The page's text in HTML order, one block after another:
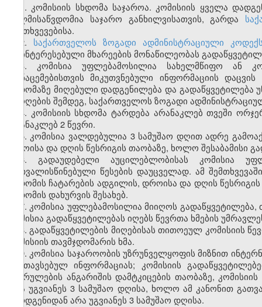
1. კომისიის სხდომა საჯაროა. კომისიის ყველა
ხელმისაწვდომია საჯარო განხილვისათვის, გარდა
შემთხვევებისა.
2. საქართველოს ზოგადი ადმინისტრაციული
დაინტერესებული მხარეების მონაწილეობას
3. კომისია უფლებამოსილია სახელმწიფო ან
მონაცემებისთვის მიკუთვნებული ინფორმაციის
სხდომაზე მიღებული დადგენილება და გადაწყვეტილება
ამოღების შემდეგ, საქართველოს ზოგადი
4. კომისიის სხდომა ტარდება არანაკლებ თვეში
არანაკლებ 2 წევრი.
5. კომისია ვალდებულია 3 სამუშაო დღით ადრე
დროისა და დღის წესრიგის თაობაზე, ხოლო შესაბამისი
6. გადაუდებელი აუცილებლობისას კომისია
გათვალისწინებული წესების დაუცველად. ამ
სხდომის ჩატარების ადგილის, დროისა და დღის
სხდომის დახურვის შესახებ.
7. კომისია უფლებამოსილია მიიღოს
კომისია გადაწყვეტილებას იღებს წევრთა ხმების
8. გადაწყვეტილების მიღებისას თითოეულ კომისიის
კომისიის თავმჯდომარის ხმა.
9. კომისია საჯაროობის უზრუნველყოფის მიზნით
განთავსებულ ინფორმაციას; კომისიის
შესრულების ანგარიშის დამტკიცების თაობაზე,
არა უგვიანეს 3 სამუშაო დღისა, ხოლო ამ კანონით
წარდგენიდან არა უგვიანეს 3 სამუშაო დღისა.